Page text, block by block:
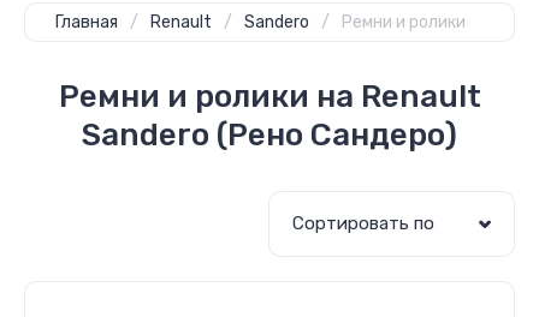
Главная / Renault / Sandero / Ремни и ролики
Ремни и ролики на Renault
Sandero (Рено Сандеро)
Сортировать по